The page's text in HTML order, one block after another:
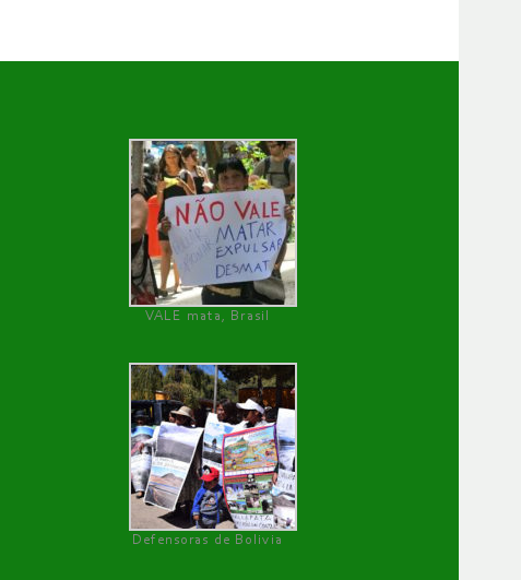
VALE mata, Brasil
Defensoras de Bolivia